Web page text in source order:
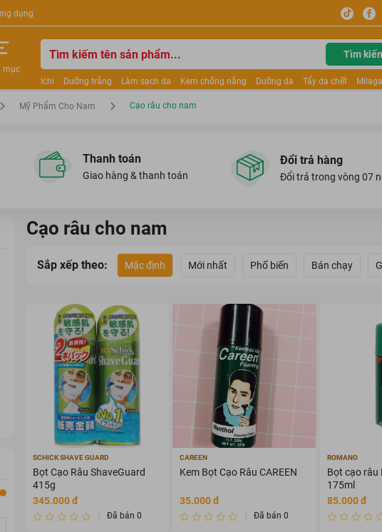
dụng
mục
Tìm
Ichi Dưỡng trắng Làm sạch da Kem chống nắng Dưỡng da Tẩy da chết
Sữa rửa mặt
Kem Mộc Qua
Mỹ Phẩm Cho Nam Cạo râu cho nam
Thanh toán
Giao hàng & thanh toán
Đổi trả hàng
Đổi trả trong vòng 07
Cạo râu cho nam
Sắp xếp theo: Mặc định Mới nhất Phố biến Bán chạy
SCHICK SHAVE GUARD
Bọt Cạo Râu ShaveGuard
415g
345.000 đ
Đã bán 0
CAREEN
Kem Bọt Cạo Râu CAREEN
35.000 đ
Đã bán 0
ROMANO
Bọt cạo râu
175ml
85.000 đ